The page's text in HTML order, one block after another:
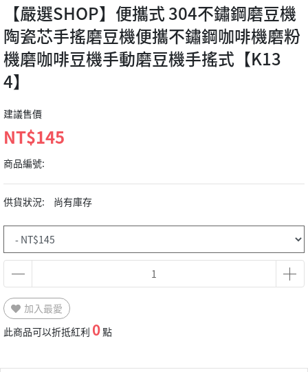
【嚴選SHOP】便攜式 304不鏽鋼磨豆機
陶瓷芯手搖磨豆機便攜不鏽鋼咖啡機磨粉
機磨咖啡豆機手動磨豆機手搖式【K13
4】
建議售價
NT$145
商品編號:
供貨狀況: 尚有庫存
加入最愛
此商品可以折抵紅利 0點